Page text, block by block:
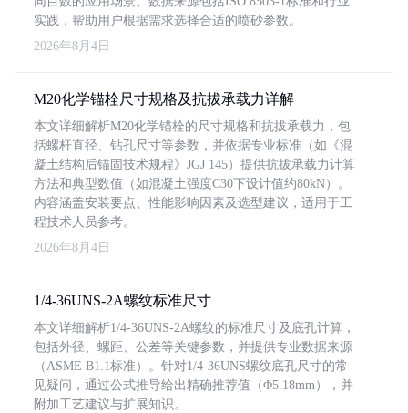
实践，帮助用户根据需求选择合适的喷砂参数。
2026年8月4日
M20化学锚栓尺寸规格及抗拔承载力详解
本文详细解析M20化学锚栓的尺寸规格和抗拔承载力，包
括螺杆直径、钻孔尺寸等参数，并依据专业标准（如《混
凝土结构后锚固技术规程》JGJ 145）提供抗拔承载力计算
方法和典型数值（如混凝土强度C30下设计值约80kN）。
内容涵盖安装要点、性能影响因素及选型建议，适用于工
程技术人员参考。
2026年8月4日
1/4-36UNS-2A螺纹标准尺寸
本文详细解析1/4-36UNS-2A螺纹的标准尺寸及底孔计算，
包括外径、螺距、公差等关键参数，并提供专业数据来源
（ASME B1.1标准）。针对1/4-36UNS螺纹底孔尺寸的常
见疑问，通过公式推导给出精确推荐值（Φ5.18mm），并
附加工艺建议与扩展知识。